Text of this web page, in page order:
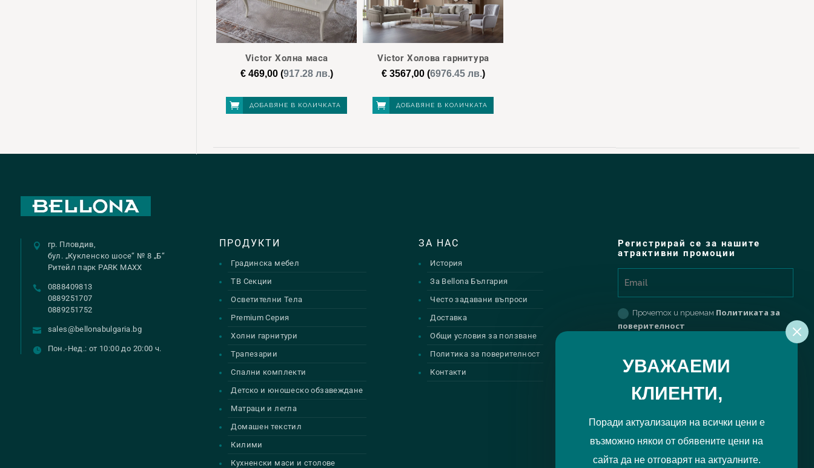
УВАЖАЕМИ
КЛИЕНТИ,
Поради актуализация на всички цени е
възможно някои от обявените цени на
сайта да не отговарят на актуалните.
Victor Холна маса
€469,00(917.28 лв.)
ДОБАВЯНЕ В КОЛИЧКАТА
Victor Холова гарнитура
€3567,00(6976.45 лв.)
ДОБАВЯНЕ В КОЛИЧКАТА
гр. Пловдив,
бул. „Кукленско шосе“ № 8 „Б“
Ритейл парк PARK MAXX
0888409813
0889251707
0889251752
sales@bellonabulgaria.bg
Пон.-Нед.: от 10:00 до 20:00 ч.
ПРОДУКТИ
Градинска мебел
ТВ Секции
Осветителни Тела
Premium Серия
Холни гарнитури
Трапезарии
Спални комплекти
Детско и юношеско обзавеждане
Матраци и легла
Домашен текстил
Килими
Кухненски маси и столове
ЗА НАС
История
За Bellona България
Често задавани въпроси
Доставка
Общи условия за ползване
Политика за поверителност
Контакти
Регистрирай се за нашите
атрактивни промоции
Прочетох и приемам Политиката за
поверителност